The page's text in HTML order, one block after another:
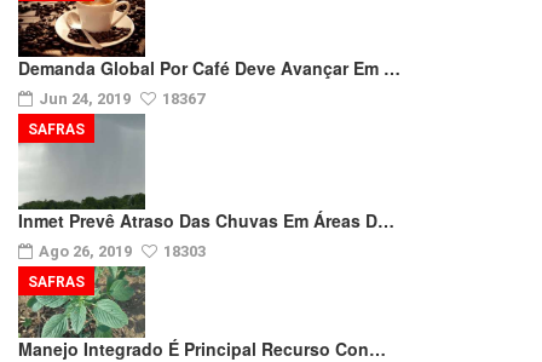
Demanda Global Por Café Deve Avançar Em …
Jun 24, 2019 18367
Inmet Prevê Atraso Das Chuvas Em Áreas D…
Ago 26, 2019 18303
SAFRAS
Manejo Integrado É Principal Recurso Con…
SAFRAS